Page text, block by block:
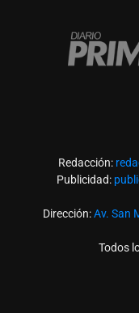
Redacción:
Publicidad:
Dirección:Av. San
Todos